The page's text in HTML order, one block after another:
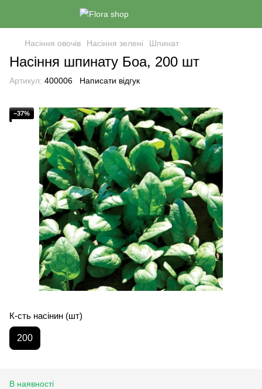
Насіння овочів Насіння зелені Шпинат
Насіння шпинату Боа, 200 шт
Артикул: 400006 Написати відгук
−37%
К-сть насінин (шт)
200
В наявності